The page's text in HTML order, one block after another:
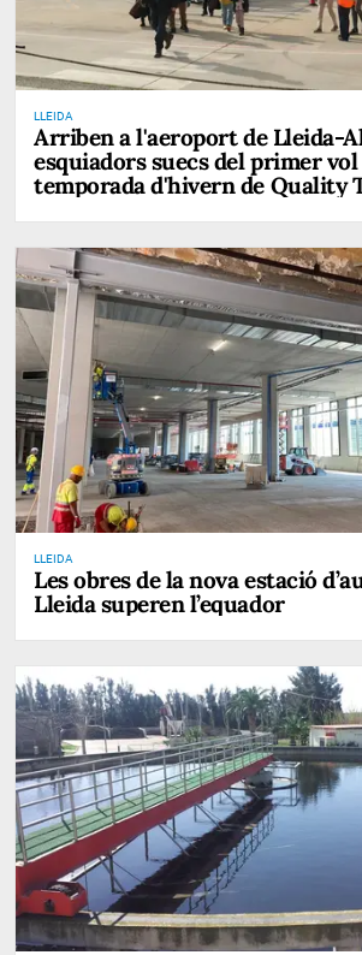
LLEIDA
Arriben a l'aeroport de Lleida-
esquiadors suecs del primer vol
temporada d'hivern de Quality
LLEIDA
Les obres de la nova estació
Lleida superen l’equador